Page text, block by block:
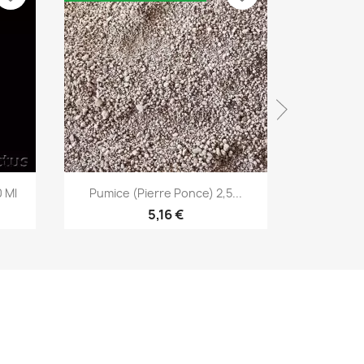
Ml  Aperçu rapide
Pumice (Pierre Ponce) 2,5...
5,16 €